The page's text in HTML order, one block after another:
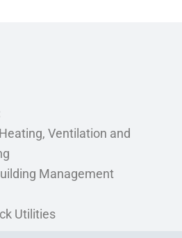
Ventilation and
Management
Utilities